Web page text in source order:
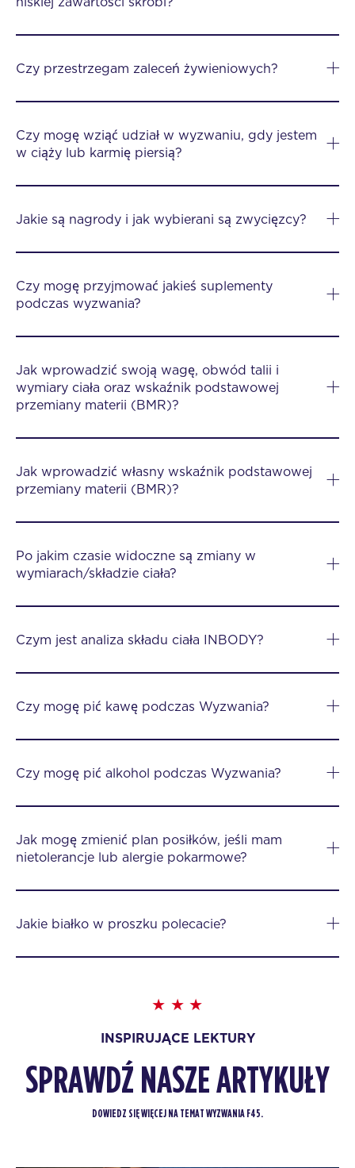
Czy przestrzegam zaleceń żywieniowych?
Czy mogę wziąć udział w wyzwaniu, gdy jestem
w ciąży lub karmię piersią?
Jakie są nagrody i jak wybierani są zwycięzcy?
Czy mogę przyjmować jakieś suplementy
podczas wyzwania?
Jak wprowadzić swoją wagę, obwód talii i
wymiary ciała oraz wskaźnik podstawowej
przemiany materii (BMR)?
Jak wprowadzić własny wskaźnik podstawowej
przemiany materii (BMR)?
Po jakim czasie widoczne są zmiany w
wymiarach/składzie ciała?
Czym jest analiza składu ciała INBODY?
Czy mogę pić kawę podczas Wyzwania?
Czy mogę pić alkohol podczas Wyzwania?
Jak mogę zmienić plan posiłków, jeśli mam
nietolerancje lub alergie pokarmowe?
Jakie białko w proszku polecacie?
INSPIRUJĄCE LEKTURY
SPRAWDŹ NASZE ARTYKUŁY
DOWIEDZ SIĘ WIĘCEJ NA TEMAT WYZWANIA F45.